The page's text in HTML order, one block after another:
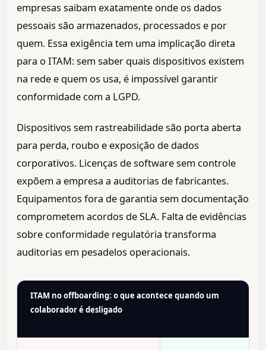
empresas saibam exatamente onde os dados
pessoais são armazenados, processados e por
quem. Essa exigência tem uma implicação direta
para o ITAM: sem saber quais dispositivos existem
na rede e quem os usa, é impossível garantir
conformidade com a LGPD.
Dispositivos sem rastreabilidade são porta aberta
para perda, roubo e exposição de dados
corporativos. Licenças de software sem controle
expõem a empresa a auditorias de fabricantes.
Equipamentos fora de garantia sem documentação
comprometem acordos de SLA. Falta de evidências
sobre conformidade regulatória transforma
auditorias em pesadelos operacionais.
ITAM no offboarding: o que acontece quando um
colaborador é desligado